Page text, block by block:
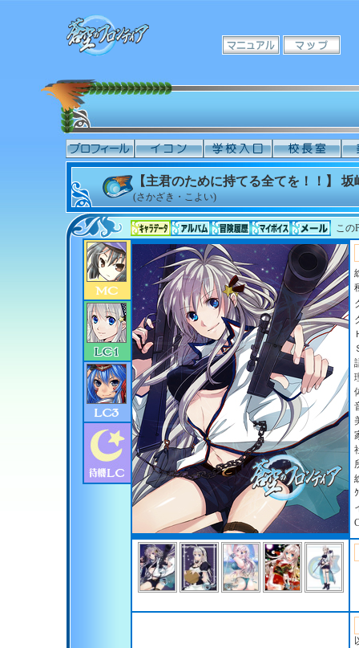
【主君のために持てる全てを！！】
(さかざき・こよい)
この